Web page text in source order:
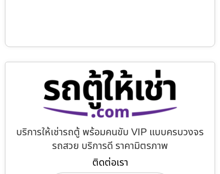
บริการให้เช่ารถตู้ พร้อมคนขับ VIP แบบครบวงจร
รถสวย บริการดี ราคามิตรภาพ
ติดต่อเรา